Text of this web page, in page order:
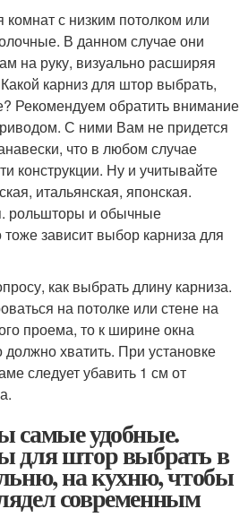
с низким потолком или
В данном случае они
на руку, визуально расширяя
карниз для штор выбрать,
Рекомендуем обратить внимание
С ними Вам не придется
что в любом случае
конструкции. Ну и учитывайте
итальянская, японская.
рольшторы и обычные
зависит выбор карниза для
как выбрать длину карниза.
на потолке или стене на
проема, то к ширине окна
хватить. При установке
следует убавить 1 см от
самые удобные.
для штор выбрать в
на кухню, чтобы
современным